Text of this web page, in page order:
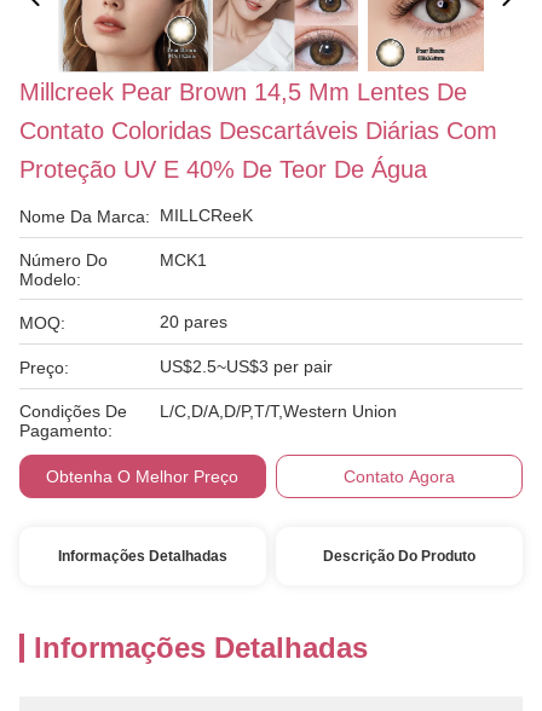
Millcreek Pear Brown 14,5 Mm Lentes De
Contato Coloridas Descartáveis Diárias Com
Proteção UV E 40% De Teor De Água
Nome Da Marca: MILLCReeK
Número Do
Modelo:
MCK1
MOQ: 20 pares
Preço: US$2.5~US$3 per pair
Condições De
Pagamento:
L/C,D/A,D/P,T/T,Western Union
Obtenha O Melhor Preço Contato Agora
Informações Detalhadas Descrição Do Produto
Informações Detalhadas